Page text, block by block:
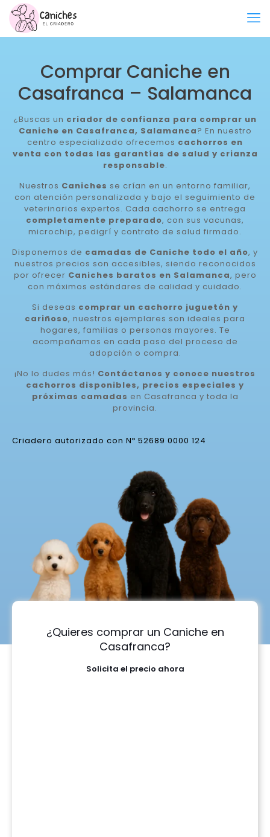
Comprar Caniche en
Casafranca – Salamanca
¿Buscas un criador de confianza para comprar un
Caniche en Casafranca, Salamanca? En nuestro
centro especializado ofrecemos cachorros en
venta con todas las garantías de salud y crianza
responsable.
Nuestros Caniches se crían en un entorno familiar,
con atención personalizada y bajo el seguimiento de
veterinarios expertos. Cada cachorro se entrega
completamente preparado, con sus vacunas,
microchip, pedigrí y contrato de salud firmado.
Disponemos de camadas de Caniche todo el año, y
nuestros precios son accesibles, siendo reconocidos
por ofrecer Caniches baratos en Salamanca, pero
con máximos estándares de calidad y cuidado.
Si deseas comprar un cachorro juguetón y
cariñoso, nuestros ejemplares son ideales para
hogares, familias o personas mayores. Te
acompañamos en cada paso del proceso de
adopción o compra.
¡No lo dudes más! Contáctanos y conoce nuestros
cachorros disponibles, precios especiales y
próximas camadas en Casafranca y toda la
provincia.
Criadero autorizado con Nº 52689 0000 124
¿Quieres comprar un Caniche en
Casafranca?
Solicita el precio ahora